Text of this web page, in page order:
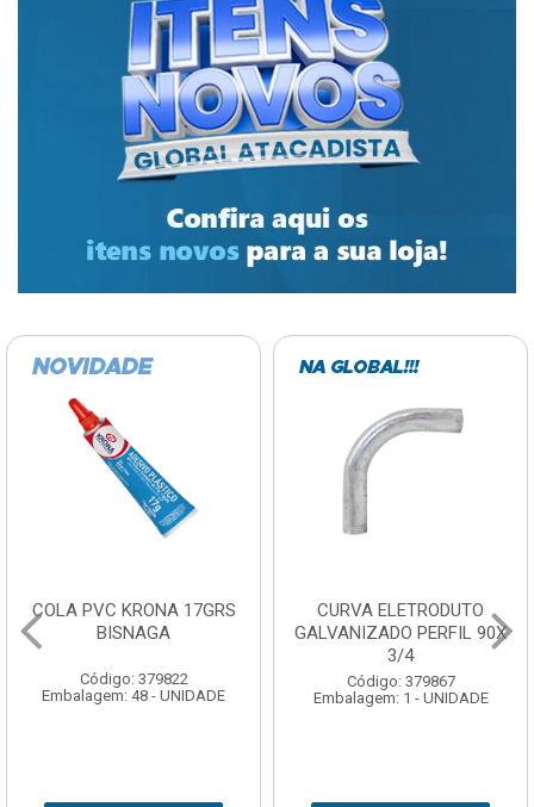
COLA PVC KRONA 17GRS
BISNAGA
Código: 379822
Embalagem: 48 - UNIDADE
CURVA ELETRODUTO
GALVANIZADO PERFIL 90X
3/4
Código: 379867
Embalagem: 1 - UNIDADE